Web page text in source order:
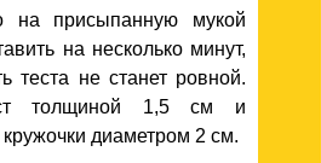
на присыпанную мукой
на несколько минут,
теста не станет ровной.
толщиной 1,5 см и
кружочки диаметром 2 см.